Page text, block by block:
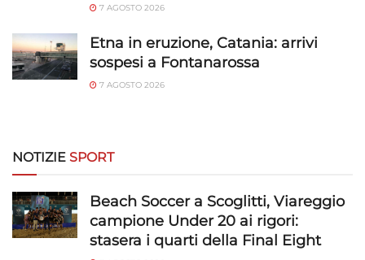
Salvare e comunicare le scelte sulla
7 AGOSTO 2026
Etna in eruzione, Catania: arrivi
sospesi a Fontanarossa
7 AGOSTO 2026
NOTIZIE SPORT
Beach Soccer a Scoglitti, Viareggio
campione Under 20 ai rigori:
stasera i quarti della Final Eight